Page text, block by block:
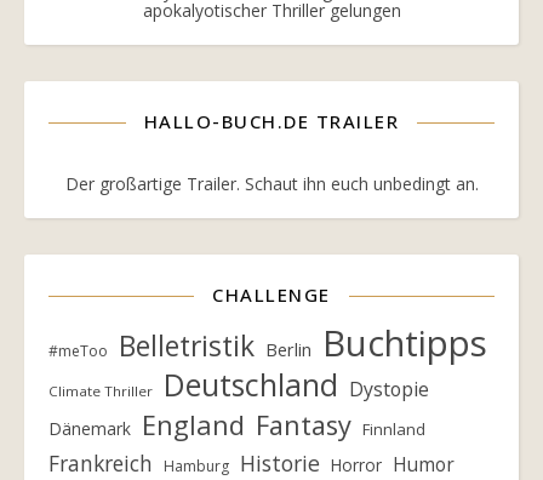
apokalyotischer Thriller gelungen
HALLO-BUCH.DE TRAILER
Der großartige Trailer. Schaut ihn euch unbedingt an.
CHALLENGE
#meToo Belletristik Berlin Buchtipps
Climate Thriller Deutschland Dystopie
Dänemark England Fantasy Finnland
Frankreich Hamburg Historie Horror Humor